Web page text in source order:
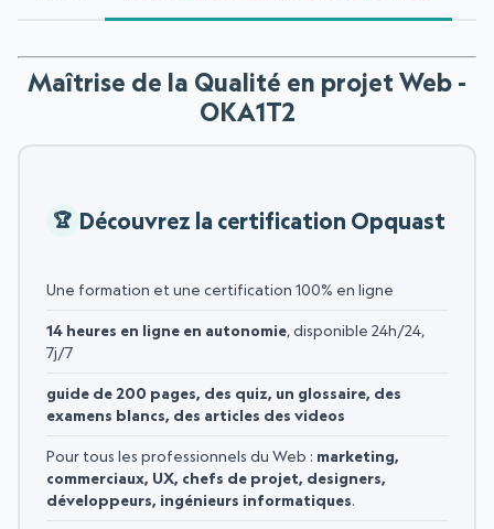
Maîtrise de la Qualité en projet Web -
OKA1T2
Découvrez la certification Opquast
Une formation et une certification 100% en ligne
14 heures en ligne en autonomie, disponible 24h/24,
7j/7
guide de 200 pages, des quiz, un glossaire, des
examens blancs, des articles des videos
Pour tous les professionnels du Web : marketing,
commerciaux, UX, chefs de projet, designers,
développeurs, ingénieurs informatiques.